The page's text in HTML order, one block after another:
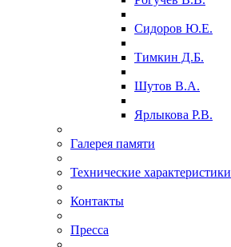
Сидоров Ю.Е.
Тимкин Д.Б.
Шутов В.А.
Ярлыкова Р.В.
Галерея памяти
Технические характеристики
Контакты
Пресса